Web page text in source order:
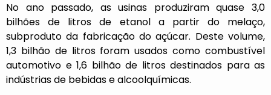
No ano passado, as usinas produziram quase 3,0
bilhões de litros de etanol a partir do melaço,
subproduto da fabricação do açúcar. Deste volume,
1,3 bilhão de litros foram usados como combustível
automotivo e 1,6 bilhão de litros destinados para as
indústrias de bebidas e alcoolquímicas.